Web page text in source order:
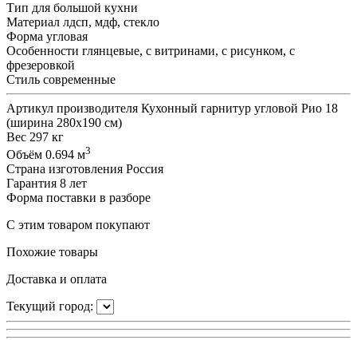
Тип для большой кухни
Материал лдсп, мдф, стекло
Форма угловая
Особенности глянцевые, с витринами, с рисунком, с
фрезеровкой
Стиль современные
Артикул производителя Кухонный гарнитур угловой Рио 18
(ширина 280x190 см)
Вес 297 кг
Объём 0.694 м3
Страна изготовления Россия
Гарантия 8 лет
Форма поставки в разборе
С этим товаром покупают
Похожие товары
Доставка и оплата
Текущий город: